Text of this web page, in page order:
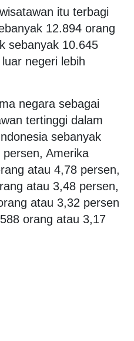
itu terbagi
12.894 orang
sebanyak 10.645
negeri lebih
negara sebagai
tertinggi dalam
sebanyak
Amerika
atau 4,78 persen,
atau 3,48 persen,
atau 3,32 persen
orang atau 3,17